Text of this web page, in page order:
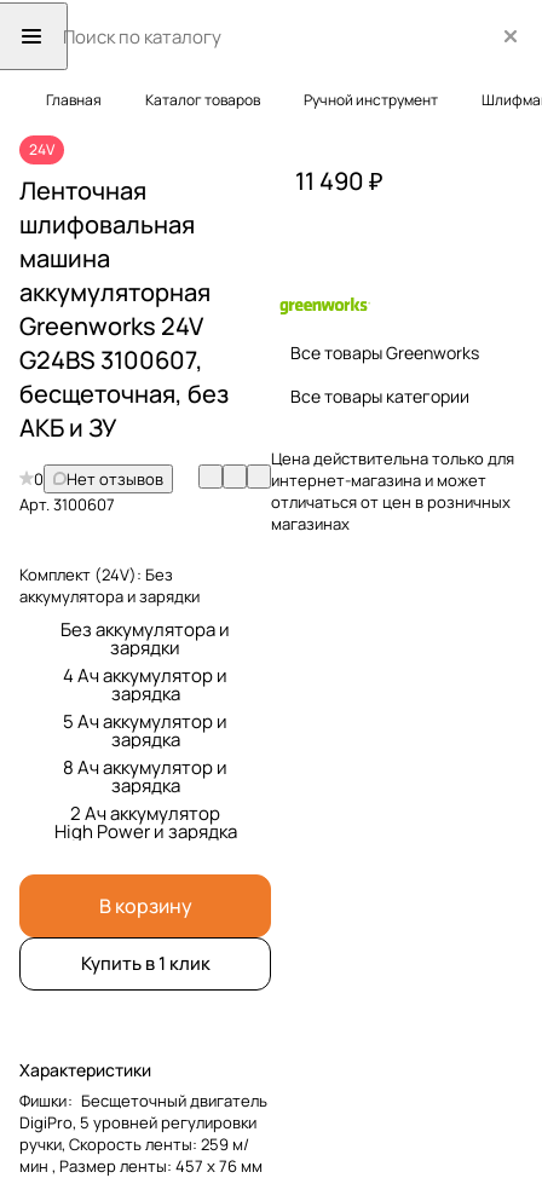
Главная Каталог товаров Ручной инструмент
24V
Ленточная
шлифовальная
машина
аккумуляторная
Greenworks 24V
G24BS 3100607,
бесщеточная, без
АКБ и ЗУ
0
Нет отзывов
Арт.3100607
Комплект (24V): Без
аккумулятора и зарядки
Без аккумулятора и
зарядки
4 Ач аккумулятор и
зарядка
5 Ач аккумулятор и
зарядка
8 Ач аккумулятор и
зарядка
2 Ач аккумулятор
High Power и зарядка
В корзину
Купить в 1 клик
Характеристики
Фишки: Бесщеточный двигатель
DigiPro, 5 уровней регулировки
ручки, Скорость ленты: 259 м/
мин , Размер ленты: 457 x 76 мм
11 490 ₽
Все товары Greenworks
Все товары категории
Цена действительна только для
интернет-магазина и может
отличаться от цен в розничных
магазинах